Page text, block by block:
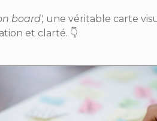
board', une véritable carte
et clarté. 👇